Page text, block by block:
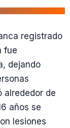
registrado
fue
dejando
alrededor de
años se
lesiones